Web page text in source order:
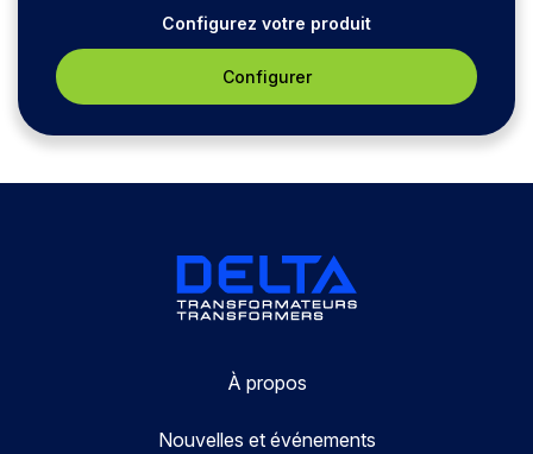
Configurez votre produit
Configurer
À propos
Nouvelles et événements